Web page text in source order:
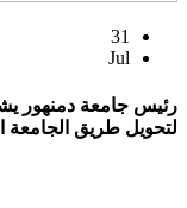
31
Jul
رئيس جامعة دمنهور
لتحويل طريق الجامعة